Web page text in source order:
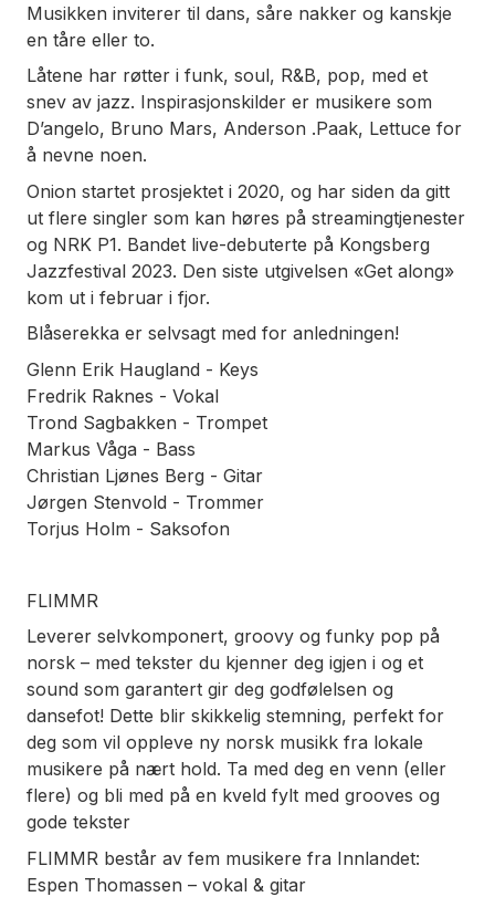
Musikken inviterer til dans, såre nakker og kanskje
en tåre eller to.
Låtene har røtter i funk, soul, R&B, pop, med et
snev av jazz. Inspirasjonskilder er musikere som
D’angelo, Bruno Mars, Anderson .Paak, Lettuce for
å nevne noen.
Onion startet prosjektet i 2020, og har siden da gitt
ut flere singler som kan høres på streamingtjenester
og NRK P1. Bandet live-debuterte på Kongsberg
Jazzfestival 2023. Den siste utgivelsen «Get along»
kom ut i februar i fjor.
Blåserekka er selvsagt med for anledningen!
Glenn Erik Haugland - Keys
Fredrik Raknes - Vokal
Trond Sagbakken - Trompet
Markus Våga - Bass
Christian Ljønes Berg - Gitar
Jørgen Stenvold - Trommer
Torjus Holm - Saksofon
FLIMMR
Leverer selvkomponert, groovy og funky pop på
norsk – med tekster du kjenner deg igjen i og et
sound som garantert gir deg godfølelsen og
dansefot! Dette blir skikkelig stemning, perfekt for
deg som vil oppleve ny norsk musikk fra lokale
musikere på nært hold. Ta med deg en venn (eller
flere) og bli med på en kveld fylt med grooves og
gode tekster
FLIMMR består av fem musikere fra Innlandet:
Espen Thomassen – vokal & gitar